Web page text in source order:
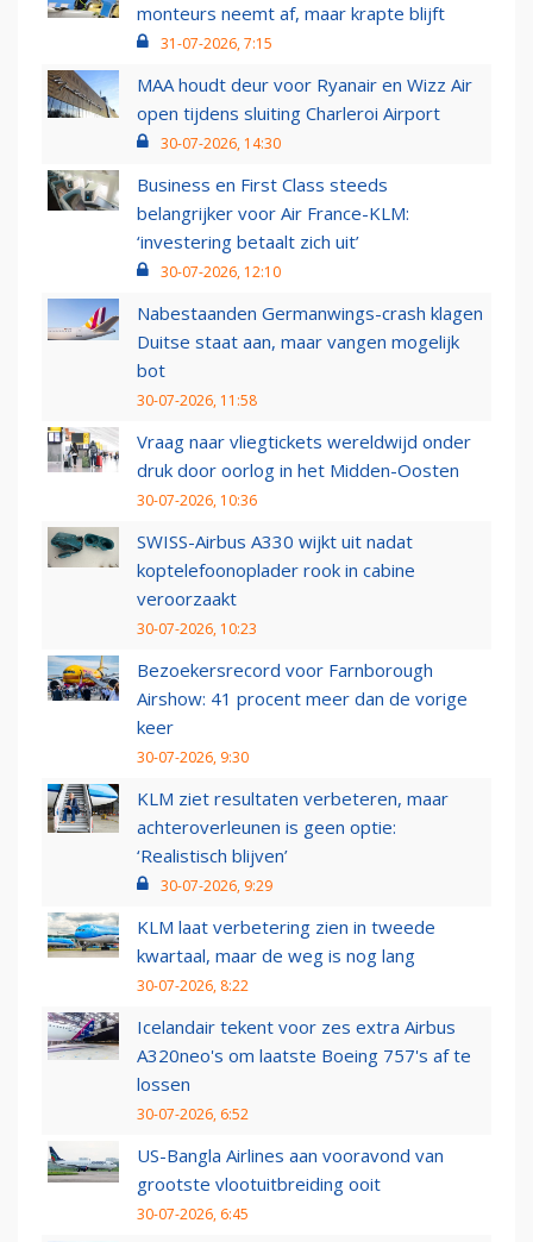
monteurs neemt af, maar krapte blijft
31-07-2026, 7:15
MAA houdt deur voor Ryanair en Wizz Air
open tijdens sluiting Charleroi Airport
30-07-2026, 14:30
Business en First Class steeds
belangrijker voor Air France-KLM:
‘investering betaalt zich uit’
30-07-2026, 12:10
Nabestaanden Germanwings-crash klagen
Duitse staat aan, maar vangen mogelijk
bot
30-07-2026, 11:58
Vraag naar vliegtickets wereldwijd onder
druk door oorlog in het Midden-Oosten
30-07-2026, 10:36
SWISS-Airbus A330 wijkt uit nadat
koptelefoonoplader rook in cabine
veroorzaakt
30-07-2026, 10:23
Bezoekersrecord voor Farnborough
Airshow: 41 procent meer dan de vorige
keer
30-07-2026, 9:30
KLM ziet resultaten verbeteren, maar
achteroverleunen is geen optie:
‘Realistisch blijven’
30-07-2026, 9:29
KLM laat verbetering zien in tweede
kwartaal, maar de weg is nog lang
30-07-2026, 8:22
Icelandair tekent voor zes extra Airbus
A320neo's om laatste Boeing 757's af te
lossen
30-07-2026, 6:52
US-Bangla Airlines aan vooravond van
grootste vlootuitbreiding ooit
30-07-2026, 6:45